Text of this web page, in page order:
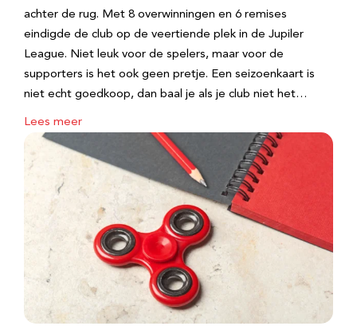
achter de rug. Met 8 overwinningen en 6 remises
eindigde de club op de veertiende plek in de Jupiler
League. Niet leuk voor de spelers, maar voor de
supporters is het ook geen pretje. Een seizoenkaart is
niet echt goedkoop, dan baal je als je club niet het…
Lees meer